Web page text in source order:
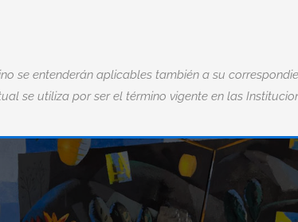
se entenderán aplicables también a su
se utiliza por ser el término vigente en las
“CUANDO ACEPTAMOS NUESTROS